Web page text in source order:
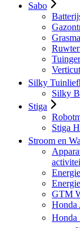
Sabo
Silky
Silky
Stiga
Stiga
Stroom en
GTM
Honda
Honda